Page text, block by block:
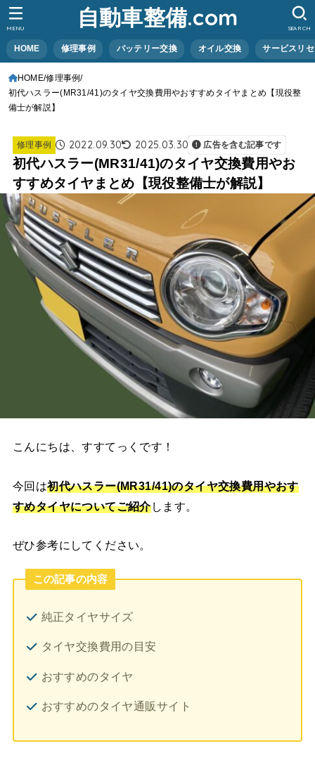
自動車整備.com
HOME 修理事例 バッテリー交換 オイル交換 サービスリ
SEARCH
MENU
HOME 修理事例
初代ハスラー(MR31/41)のタイヤ交換費用やおすすめタイヤまとめ【現役整
備士が解説】
修理事例 2022.09.30 2025.03.30 広告を含む記事です
初代ハスラー(MR31/41)のタイヤ交換費用やお
すすめタイヤまとめ【現役整備士が解説】
こんにちは、すすてっくです！
今回は初代ハスラー(MR31/41)のタイヤ交換費用やおす
すめタイヤについてご紹介します。
ぜひ参考にしてください。
この記事の内容
純正タイヤサイズ
タイヤ交換費用の目安
おすすめのタイヤ
おすすめのタイヤ通販サイト